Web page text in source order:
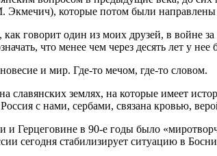
которые потом были
как говорит один из моих друзей, в войне
что менее чем через десять лет у
и мир. Где-то мечом, где-то словом.
славянских землях, на которые имеет
Россия с нами, сербами, связана кровью,
и Герцеговине в 90-е годы было
сегодня стабилизирует ситуацию в